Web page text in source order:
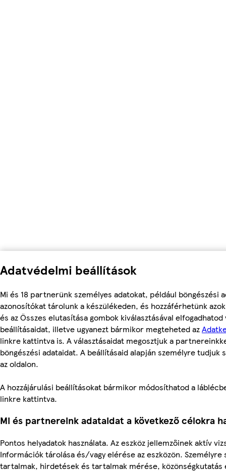
Adatvédelmi beállítások
Mi és 18 partnerünk személyes adatokat, például böngészési
azonosítókat tárolunk a készülékeden, és hozzáférhetünk
és az Összes elutasítása gombok kiválasztásával
beállításaidat, illetve ugyanezt bármikor megteheted az
linkre kattintva is. A választásaidat megosztjuk a
böngészési adataidat. A beállításaid alapján személyre tudjuk
az oldalon.
A hozzájárulási beállításokat bármikor módosíthatod a
linkre kattintva.
Mi és partnereink adataidat a következő célokra
Pontos helyadatok használata. Az eszköz jellemzőinek aktív
Információk tárolása és/vagy elérése az eszközön.
tartalmak, hirdetések és tartalmak mérése, közönségkutatás